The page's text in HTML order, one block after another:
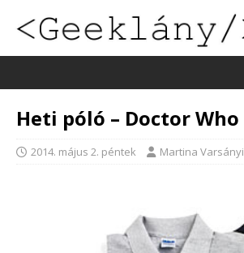
Heti póló – Doctor Who
2014. május 2. péntek Martina Varsányi